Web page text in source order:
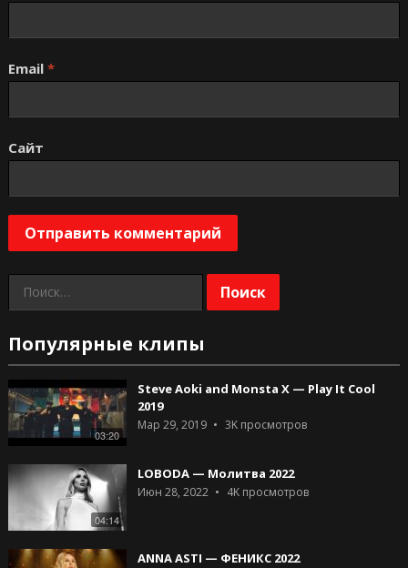
Email *
Сайт
Найти:
Популярные клипы
03:20
Steve Aoki and Monsta X — Play It Cool
2019
Мар 29, 2019 3Kпросмотров
04:14
LOBODA — Молитва 2022
Июн 28, 2022 4Kпросмотров
ANNA ASTI — ФЕНИКС 2022